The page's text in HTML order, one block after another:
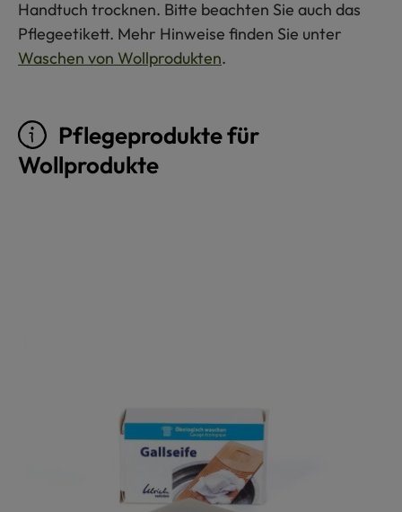
Handtuch trocknen. Bitte beachten Sie auch das
Pflegeetikett. Mehr Hinweise finden Sie unter
Waschen von Wollprodukten.
Pflegeprodukte für
Wollprodukte